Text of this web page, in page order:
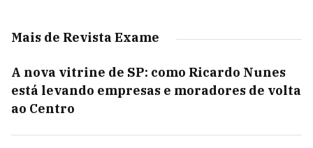
Mais de Revista Exame
A nova vitrine de SP: como Ricardo Nunes
está levando empresas e moradores de volta
ao Centro